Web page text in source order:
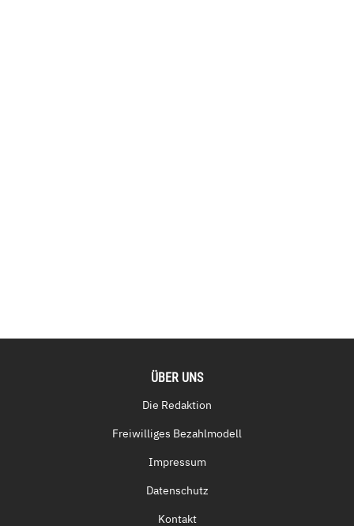
ÜBER UNS
Die Redaktion
Freiwilliges Bezahlmodell
Impressum
Datenschutz
Kontakt